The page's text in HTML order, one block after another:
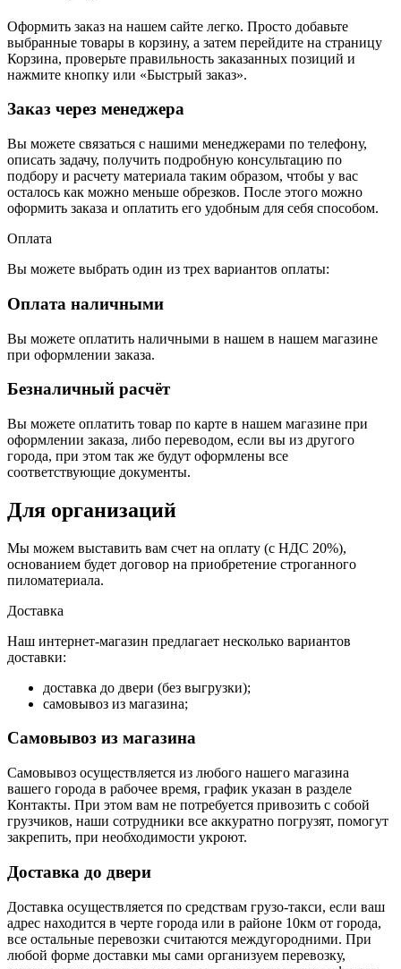
Оформить заказ на нашем сайте легко. Просто добавьте
выбранные товары в корзину, а затем перейдите на страницу
Корзина, проверьте правильность заказанных позиций и
нажмите кнопку или «Быстрый заказ».
Заказ через менеджера
Вы можете связаться с нашими менеджерами по телефону,
описать задачу, получить подробную консультацию по
подбору и расчету материала таким образом, чтобы у вас
осталось как можно меньше обрезков. После этого можно
оформить заказа и оплатить его удобным для себя способом.
Оплата
Вы можете выбрать один из трех вариантов оплаты:
Оплата наличными
Вы можете оплатить наличными в нашем в нашем магазине
при оформлении заказа.
Безналичный расчёт
Вы можете оплатить товар по карте в нашем магазине при
оформлении заказа, либо переводом, если вы из другого
города, при этом так же будут оформлены все
соответствующие документы.
Для организаций
Мы можем выставить вам счет на оплату (с НДС 20%),
основанием будет договор на приобретение строганного
пиломатериала.
Доставка
Наш интернет-магазин предлагает несколько вариантов
доставки:
доставка до двери (без выгрузки);
самовывоз из магазина;
Самовывоз из магазина
Самовывоз осуществляется из любого нашего магазина
вашего города в рабочее время, график указан в разделе
Контакты. При этом вам не потребуется привозить с собой
грузчиков, наши сотрудники все аккуратно погрузят, помогут
закрепить, при необходимости укроют.
Доставка до двери
Доставка осуществляется по средствам грузо-такси, если ваш
адрес находится в черте города или в районе 10км от города,
все остальные перевозки считаются междугородними. При
любой форме доставки мы сами организуем перевозку,